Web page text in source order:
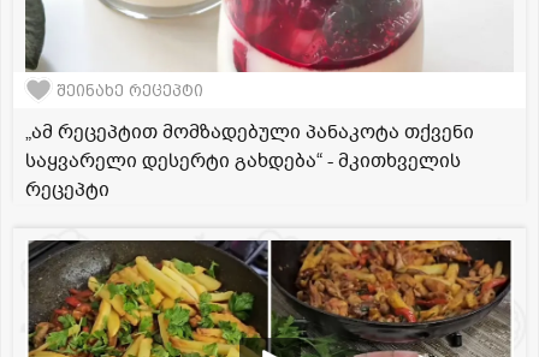
შეინახე რეცეპტი
„ამ რეცეპტით მომზადებული პანაკოტა თქვენი
საყვარელი დესერტი გახდება“ - მკითხველის
რეცეპტი